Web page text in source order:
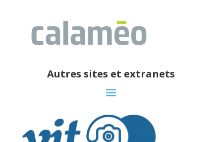
Autres sites et extranets